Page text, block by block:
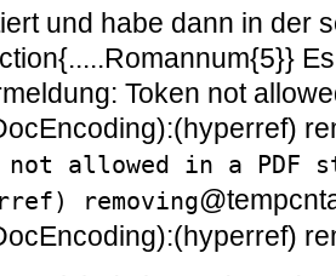
und habe dann in der
Token not
not allowed in a PDF
removing